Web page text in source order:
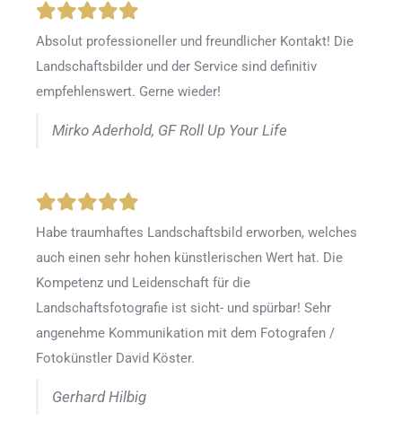
Absolut professioneller und freundlicher Kontakt! Die
Landschaftsbilder und der Service sind definitiv
empfehlenswert. Gerne wieder!
Mirko Aderhold, GF Roll Up Your Life
Habe traumhaftes Landschaftsbild erworben, welches
auch einen sehr hohen künstlerischen Wert hat. Die
Kompetenz und Leidenschaft für die
Landschaftsfotografie ist sicht- und spürbar! Sehr
angenehme Kommunikation mit dem Fotografen /
Fotokünstler David Köster.
Gerhard Hilbig